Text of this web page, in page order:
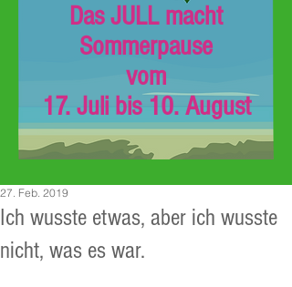
Das JULL macht
Sommerpause
vom
17. Juli bis 10. August
Ich wusste etwas, aber ich wusste
nicht, was es war.
27. Feb. 2019